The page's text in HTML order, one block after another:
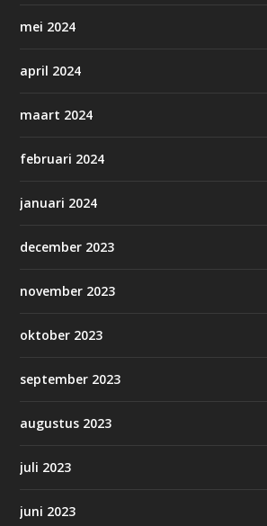
mei 2024
april 2024
maart 2024
februari 2024
januari 2024
december 2023
november 2023
oktober 2023
september 2023
augustus 2023
juli 2023
juni 2023